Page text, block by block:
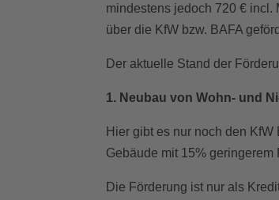
mindestens jedoch 720 € incl.
über die KfW bzw. BAFA
Der aktuelle Stand der
1. Neubau von Wohn- und
Hier gibt es nur noch den
Gebäude mit 15%
Die Förderung ist nur als